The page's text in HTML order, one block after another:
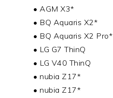
• AGM X3*
• BQ Aquaris X2*
• BQ Aquaris X2 Pro*
• LG G7 ThinQ
• LG V40 ThinQ
• nubia Z17*
• nubia Z17*